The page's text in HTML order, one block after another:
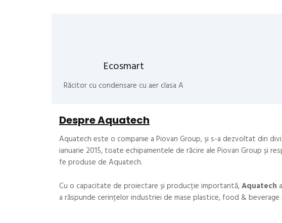
Ecosmart
Răcitor cu condensare cu aer clasa A
Despre Aquatech
Aquatech este o companie a Piovan Group, și s-a dezvoltat din
ianuarie 2015, toate echipamentele de răcire ale Piovan Group și
fe produse de Aquatech.
Cu o capacitate de proiectare și producție importantă,Aquatech
a răspunde cerințelor industriei de mase plastice, food & beverage